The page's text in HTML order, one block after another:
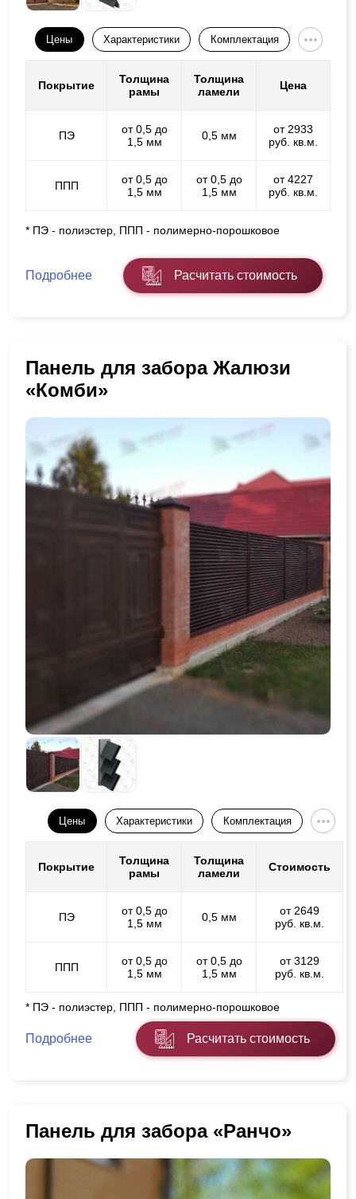
Цены Характеристики Комплектация
Покрытие
Толщина
рамы
Толщина
ламели
Цена
ПЭ
от 0,5 до
1,5 мм
0,5 мм
от 2933
руб. кв.м.
ППП
от 0,5 до
1,5 мм
от 0,5 до
1,5 мм
от 4227
руб. кв.м.
* ПЭ - полиэстер, ППП - полимерно-порошковое
Подробнее Расчитать стоимость
Панель для забора Жалюзи
«Комби»
Цены Характеристики Комплектация
Покрытие
Толщина
рамы
Толщина
ламели
Стоимость
ПЭ
от 0,5 до
1,5 мм
0,5 мм
от 2649
руб. кв.м.
ППП
от 0,5 до
1,5 мм
от 0,5 до
1,5 мм
от 3129
руб. кв.м.
* ПЭ - полиэстер, ППП - полимерно-порошковое
Подробнее Расчитать стоимость
Панель для забора «Ранчо»